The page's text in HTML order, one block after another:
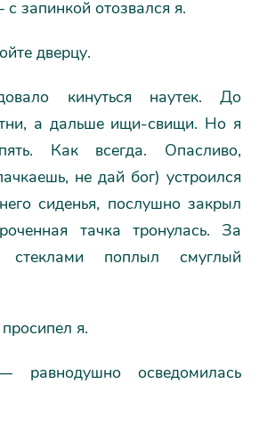
отозвался я.
дверцу.
кинуться наутек. До
а дальше ищи-свищи. Но я
Как всегда. Опасливо,
не дай бог) устроился
сиденья, послушно закрыл
тачка тронулась. За
стеклами поплыл смуглый
я.
осведомилась